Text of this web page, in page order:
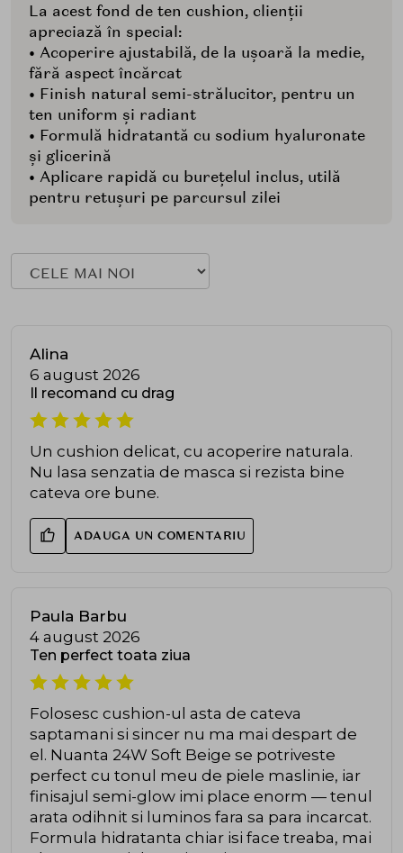
La acest fond de ten cushion, clienții
apreciază în special:
• Acoperire ajustabilă, de la ușoară la medie,
fără aspect încărcat
• Finish natural semi-strălucitor, pentru un
ten uniform și radiant
• Formulă hidratantă cu sodium hyaluronate
și glicerină
• Aplicare rapidă cu burețelul inclus, utilă
pentru retușuri pe parcursul zilei
Alina
6 august 2026
Il recomand cu drag
Un cushion delicat, cu acoperire naturala.
Nu lasa senzatia de masca si rezista bine
cateva ore bune.
ADAUGA UN COMENTARIU
Paula Barbu
4 august 2026
Ten perfect toata ziua
Folosesc cushion-ul asta de cateva
saptamani si sincer nu ma mai despart de
el. Nuanta 24W Soft Beige se potriveste
perfect cu tonul meu de piele maslinie, iar
finisajul semi-glow imi place enorm — tenul
arata odihnit si luminos fara sa para incarcat.
Formula hidratanta chiar isi face treaba, mai